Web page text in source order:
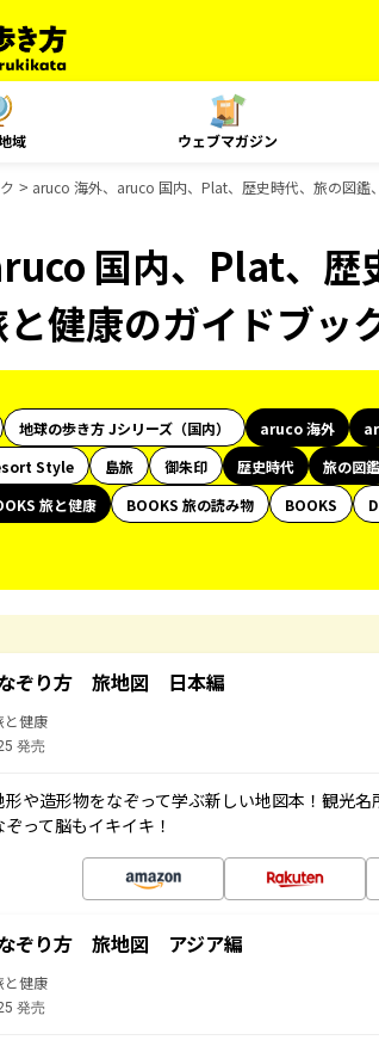
域 ウェブマガジン
aruco 海外、aruco 国内、Plat、歴史時代、旅の図鑑
国内、Plat、歴
健康のガイドブッ
地球の歩き方 Jシリーズ（国内） aruco 海外
Style 島旅 御朱印 歴史時代 旅の図鑑
旅と健康 BOOKS 旅の読み物 BOOKS
ぞり方 旅地図 日本編
と健康
発売
形や造形物をなぞって学ぶ新しい地図本！観光
って脳もイキイキ！
ぞり方 旅地図 アジア編
と健康
発売